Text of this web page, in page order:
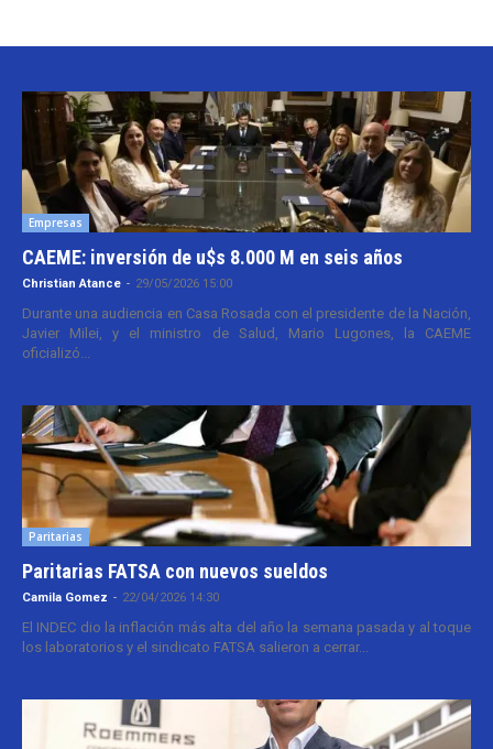
Empresas
CAEME: inversión de u$s 8.000 M en seis años
Christian Atance - 29/05/2026 15:00
Durante una audiencia en Casa Rosada con el presidente de la Nación,
Javier Milei, y el ministro de Salud, Mario Lugones, la CAEME
oficializó...
Paritarias
Paritarias FATSA con nuevos sueldos
Camila Gomez - 22/04/2026 14:30
El INDEC dio la inflación más alta del año la semana pasada y al toque
los laboratorios y el sindicato FATSA salieron a cerrar...